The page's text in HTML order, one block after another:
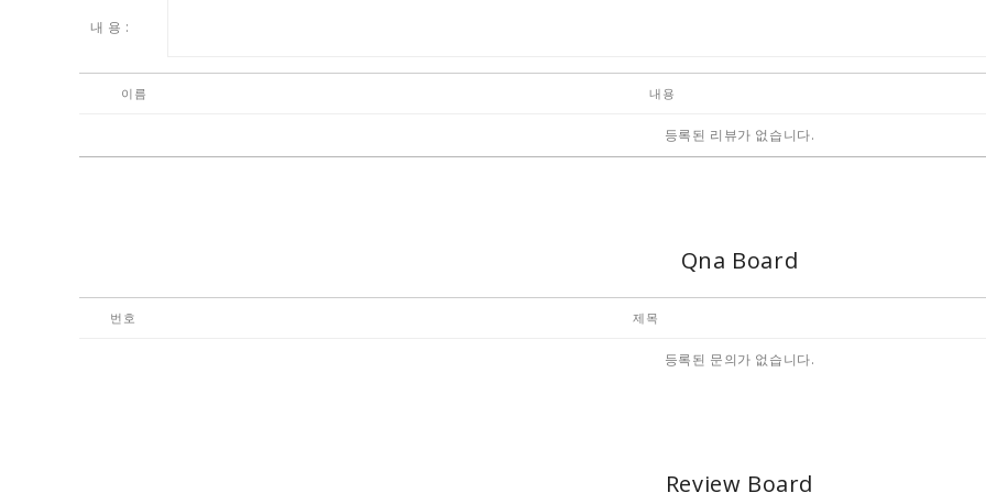
내 용 :
이름 내용
등록된 리뷰가 없습니다.
Qna Board
번호 제목
등록된 문의가 없습니다.
Review Board